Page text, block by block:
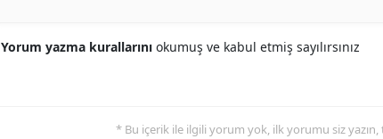
Yorum yazma kurallarını okumuş ve kabul etmiş sayılırsınız
* Bu içerik ile ilgili yorum yok, ilk yorumu siz yazın,